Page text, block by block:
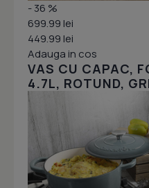
- 36 %
699.99 lei
449.99 lei
Adauga in cos
VAS CU CAPAC,
4.7L, ROTUND,